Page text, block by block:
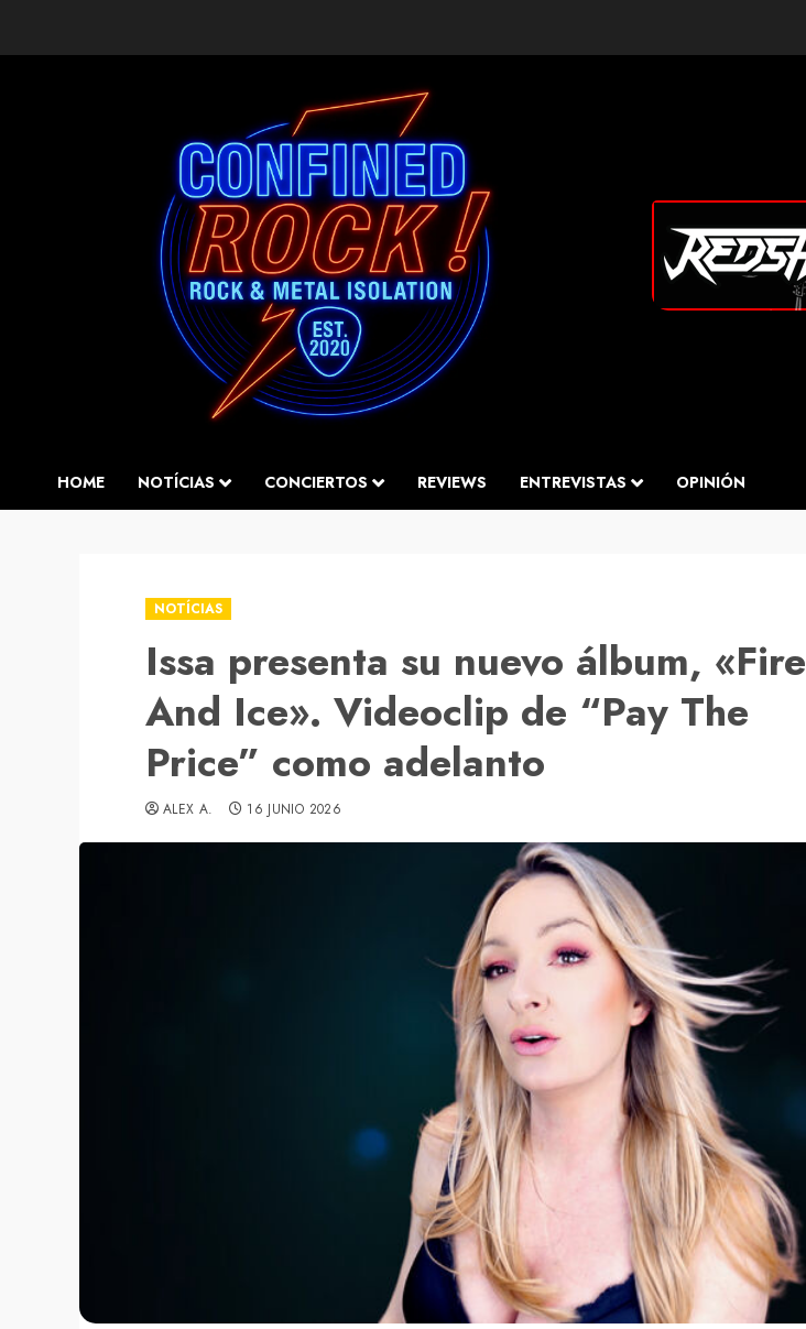
HOME NOTÍCIAS CONCIERTOS REVIEWS ENTREVISTAS OPINIÓN
NOTÍCIAS
Issa presenta su nuevo álbum, «Fire
And Ice». Videoclip de “Pay The
Price” como adelanto
ALEX A. 16 JUNIO 2026